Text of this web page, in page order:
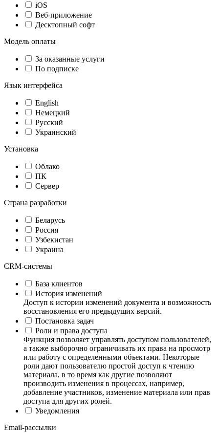
iOS
Веб-приложение
Десктопный софт
Модель оплаты
За оказанные услуги
По подписке
Язык интерфейса
English
Немецкий
Русский
Украинский
Установка
Облако
ПК
Сервер
Страна разработки
Беларусь
Россия
Узбекистан
Украина
CRM-системы
База клиентов
История изменений
Доступ к истории изменений документа и возможность
восстановления его предыдущих версий.
Постановка задач
Роли и права доступа
Функция позволяет управлять доступом пользователей,
а также выборочно ограничивать их права на просмотр
или работу с определенными объектами. Некоторые
роли дают пользователю простой доступ к чтению
материала, в то время как другие позволяют
производить изменения в процессах, например,
добавление участников, изменение материала или прав
доступа для других ролей.
Уведомления
Email-рассылки